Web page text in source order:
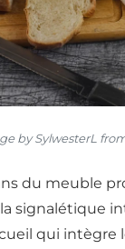
by SylwesterL
du meuble
signalétique
qui intègre